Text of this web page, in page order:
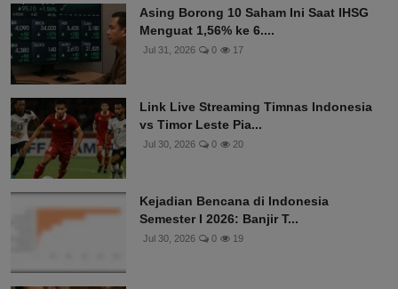
Asing Borong 10 Saham Ini Saat IHSG
Menguat 1,56% ke 6....
Jul 31, 2026 0 17
Link Live Streaming Timnas Indonesia
vs Timor Leste Pia...
Jul 30, 2026 0 20
Kejadian Bencana di Indonesia
Semester I 2026: Banjir T...
Jul 30, 2026 0 19